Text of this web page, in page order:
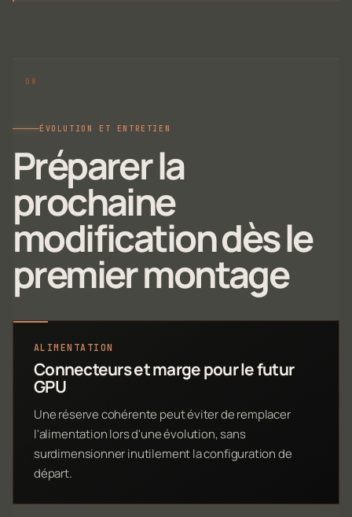
ÉVOLUTION ET ENTRETIEN
Préparer la
prochaine
modification dès le
premier montage
ALIMENTATION
Connecteurs et marge pour le futur
GPU
Une réserve cohérente peut éviter de remplacer
l'alimentation lors d'une évolution, sans
surdimensionner inutilement la configuration de
départ.